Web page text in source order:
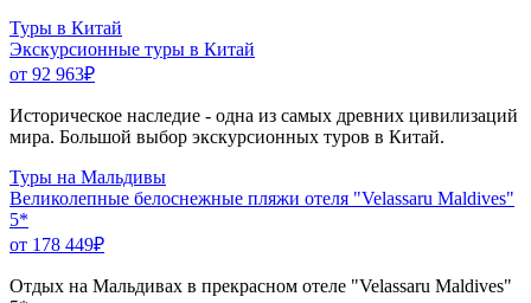
Туры в Китай
Экскурсионные туры в Китай
от 92 963₽
Историческое наследие - одна из самых древних цивилизаций
мира. Большой выбор экскурсионных туров в Китай.
Туры на Мальдивы
Великолепные белоснежные пляжи отеля "Velassaru Maldives"
5*
от 178 449₽
Отдых на Мальдивах в прекрасном отеле "Velassaru Maldives"